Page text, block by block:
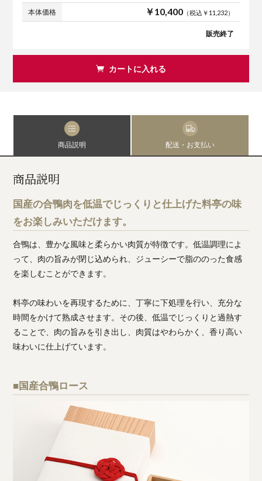
本体価格 ￥10,400（税込￥11,232）
販売終了
カートに入れる
商品説明 配送・お支払い
商品説明
国産の合鴨肉を低温でじっくりと仕上げた料亭の味
をお楽しみいただけます。
合鴨は、豊かな風味と柔らかい肉質が特徴です。低温調理によ
って、肉の旨みが閉じ込められ、ジューシーで脂ののった食感
を楽しむことができます。
料亭の味わいを再現するために、丁寧に下処理を行い、充分な
時間をかけて熟成させます。その後、低温でじっくりと過熱す
ることで、肉の旨みを引き出し、肉質はやわらかく、香り高い
味わいに仕上げています。
■国産合鴨ロース